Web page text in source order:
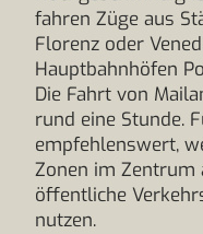
fahren Züge aus
Florenz oder
Hauptbahnhöfen
Die Fahrt von
rund eine Stunde.
empfehlenswert,
Zonen im Zentrum
öffentliche
nutzen.